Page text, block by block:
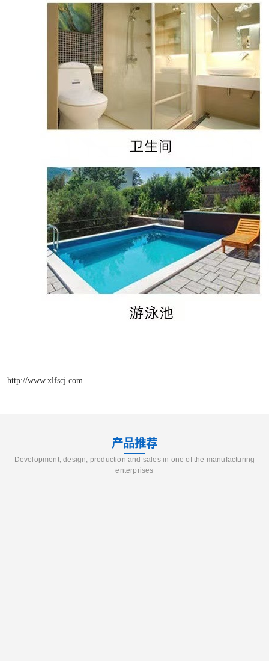
http://www.xlfscj.com
产品推荐
Development, design, production and sales in one of the manufacturing
enterprises